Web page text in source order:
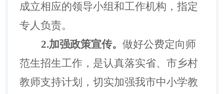
成立相应的领导小组和工作机构，指定
专人负责。
2.加强政策宣传。做好公费定向师
范生招生工作，是认真落实省、市乡村
教师支持计划，切实加强我市中小学教